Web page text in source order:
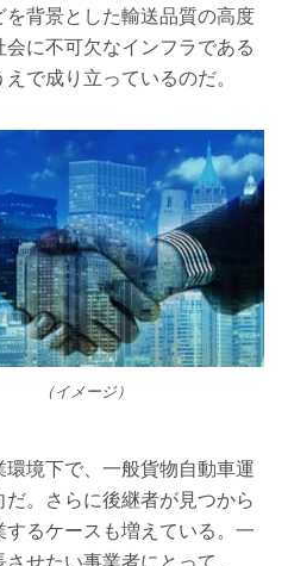
背景とした輸送品質の高度
に不可欠なインフラである
で成り立っているのだ。
（イメージ）
境下で、一般貨物自動車運
。さらに後継者が見つから
るケースも増えている。一